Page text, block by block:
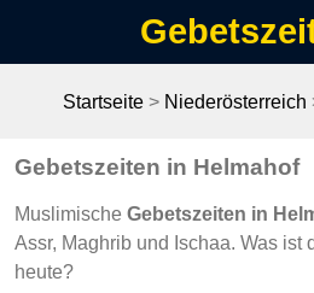
Startseite > Niederösterreich
Gebetszeiten in Helmahof
Muslimische Gebetszeiten in
Assr, Maghrib und Ischaa. Was ist
heute?